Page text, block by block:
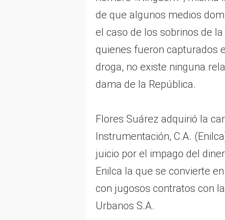
de que algunos medios
el caso de los sobrinos de
quienes fueron capturados
droga, no existe ninguna
dama de la República.
Flores Suárez adquirió la
Instrumentación, C.A.
juicio por el impago del
Enilca la que se convierte
con jugosos contratos con
Urbanos S.A.